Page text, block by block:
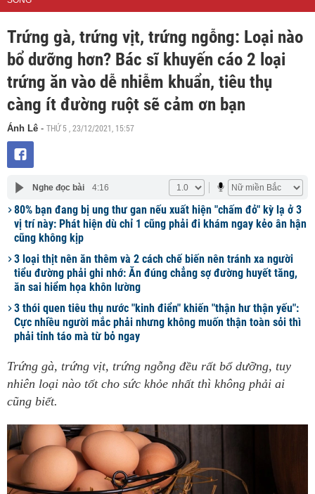
Trứng gà, trứng vịt, trứng ngỗng: Loại nào
bổ dưỡng hơn? Bác sĩ khuyến cáo 2 loại
trứng ăn vào dễ nhiễm khuẩn, tiêu thụ
càng ít đường ruột sẽ cảm ơn bạn
Ánh Lê - THỨ 5 , 23/12/2021, 15:57
Nghe đọc bài 4:16
80% bạn đang bị ung thư gan nếu xuất hiện "chấm đỏ" kỳ lạ ở 3
vị trí này: Phát hiện dù chỉ 1 cũng phải đi khám ngay kẻo ân hận
cũng không kịp
3 loại thịt nên ăn thêm và 2 cách chế biến nên tránh xa người
tiểu đường phải ghi nhớ: Ăn đúng chẳng sợ đường huyết tăng,
ăn sai hiểm họa khôn lường
3 thói quen tiêu thụ nước "kinh điển" khiến "thận hư thận yếu":
Cực nhiều người mắc phải nhưng không muốn thận toàn sỏi thì
phải tỉnh táo mà từ bỏ ngay
Trứng gà, trứng vịt, trứng ngỗng đều rất bổ dưỡng, tuy
nhiên loại nào tốt cho sức khỏe nhất thì không phải ai
cũng biết.